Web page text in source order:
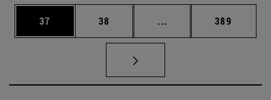
Página
37 Página
38 ... Páginas intermedias
Página
389